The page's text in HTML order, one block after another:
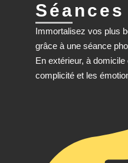
Immortalisez vos plus
grâce à une séance
En extérieur, à
complicité et les